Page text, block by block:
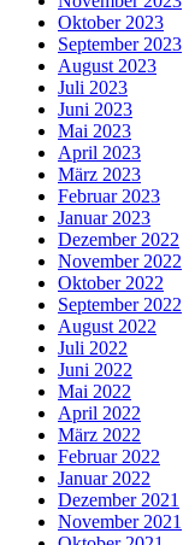
Oktober 2023
September 2023
August 2023
Juli 2023
Juni 2023
Mai 2023
April 2023
März 2023
Februar 2023
Januar 2023
Dezember 2022
November 2022
Oktober 2022
September 2022
August 2022
Juli 2022
Juni 2022
Mai 2022
April 2022
März 2022
Februar 2022
Januar 2022
Dezember 2021
November 2021